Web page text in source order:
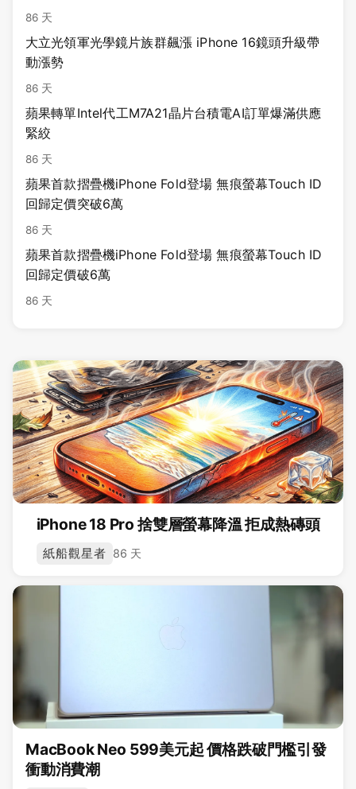
86 天
大立光領軍光學鏡片族群飆漲 iPhone 16鏡頭升級帶
動漲勢
86 天
蘋果轉單Intel代工M7A21晶片台積電AI訂單爆滿供應
緊絞
86 天
蘋果首款摺疊機iPhone Fold登場 無痕螢幕Touch ID
回歸定價突破6萬
86 天
蘋果首款摺疊機iPhone Fold登場 無痕螢幕Touch ID
回歸定價破6萬
86 天
iPhone 18 Pro 捨雙層螢幕降溫 拒成熱磚頭
紙船觀星者 86 天
MacBook Neo 599美元起 價格跌破門檻引發
衝動消費潮